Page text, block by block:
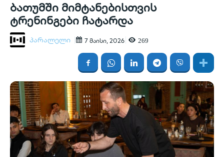
ბათუმში მიმტანებისთვის
ტრენინგები ჩატარდა
პარალელი 7 მაისი, 2026 269